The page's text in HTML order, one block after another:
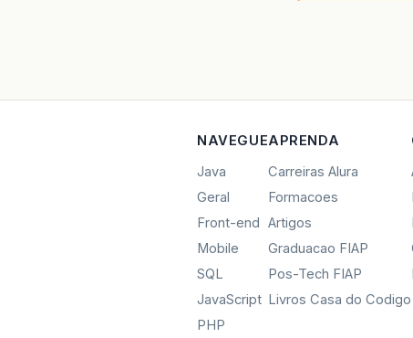
NAVEGUE
Java
Geral
Front-end
Mobile
SQL
JavaScript
PHP
APRENDA
Carreiras Alura
Formacoes
Artigos
Graduacao FIAP
Pos-Tech FIAP
Livros Casa do Codigo